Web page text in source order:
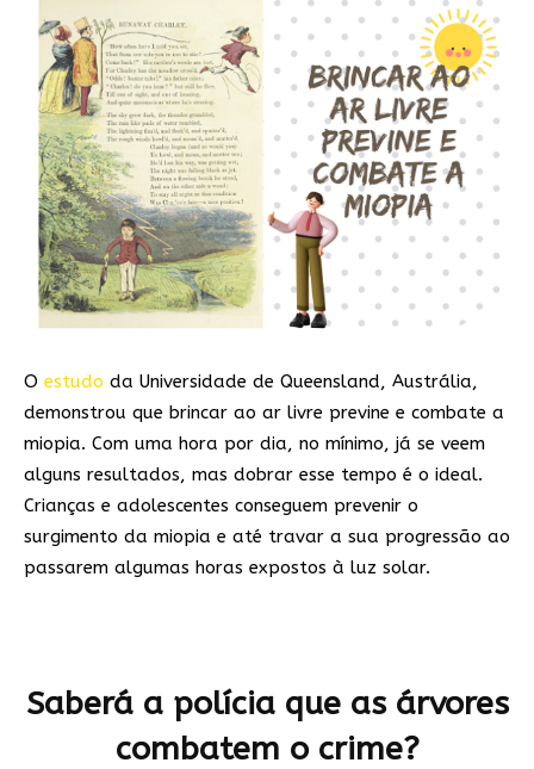
O estudo da Universidade de Queensland, Austrália,
demonstrou que brincar ao ar livre previne e combate a
miopia. Com uma hora por dia, no mínimo, já se veem
alguns resultados, mas dobrar esse tempo é o ideal.
Crianças e adolescentes conseguem prevenir o
surgimento da miopia e até travar a sua progressão ao
passarem algumas horas expostos à luz solar.
Saberá a polícia que as árvores
combatem o crime?